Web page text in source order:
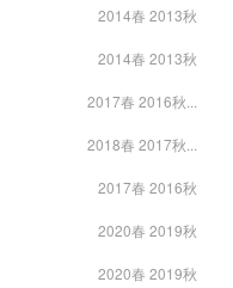
2014春 2013秋
2014春 2013秋
2017春 2016秋...
2018春 2017秋...
2017春 2016秋
2020春 2019秋
2020春 2019秋